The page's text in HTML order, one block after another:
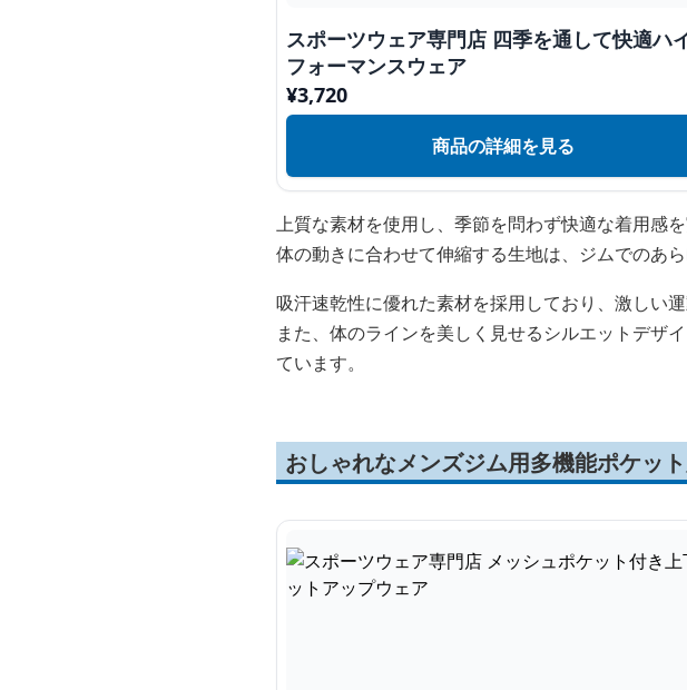
スポーツウェア専門店 四季を通して快適ハ
フォーマンスウェア
¥3,720
商品の詳細を見る
上質な素材を使用し、季節を問わず快適な着用感
体の動きに合わせて伸縮する生地は、ジムでのあ
吸汗速乾性に優れた素材を採用しており、激しい
また、体のラインを美しく見せるシルエットデザ
ています。
おしゃれなメンズジム用多機能ポケッ